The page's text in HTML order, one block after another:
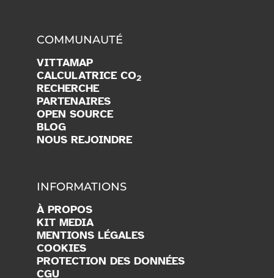
COMMUNAUTÉ
VITTAMAP
CALCULATRICE CO2
RECHERCHE
PARTENAIRES
OPEN SOURCE
BLOG
NOUS REJOINDRE
INFORMATIONS
À PROPOS
KIT MEDIA
MENTIONS LÉGALES
COOKIES
PROTECTION DES DONNÉES
CGU